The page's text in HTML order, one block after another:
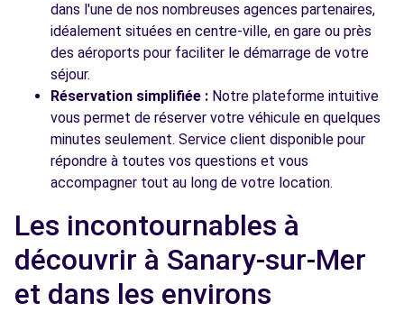
dans l'une de nos nombreuses agences partenaires,
idéalement situées en centre-ville, en gare ou près
des aéroports pour faciliter le démarrage de votre
séjour.
Réservation simplifiée : Notre plateforme intuitive
vous permet de réserver votre véhicule en quelques
minutes seulement. Service client disponible pour
répondre à toutes vos questions et vous
accompagner tout au long de votre location.
Les incontournables à
découvrir à Sanary-sur-Mer
et dans les environs